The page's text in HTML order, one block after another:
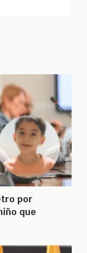
por
que